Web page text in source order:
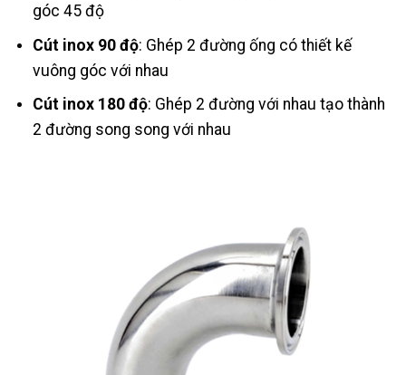
góc 45 độ
Cút inox 90 độ: Ghép 2 đường ống có thiết kế
vuông góc với nhau
Cút inox 180 độ: Ghép 2 đường với nhau tạo thành
2 đường song song với nhau